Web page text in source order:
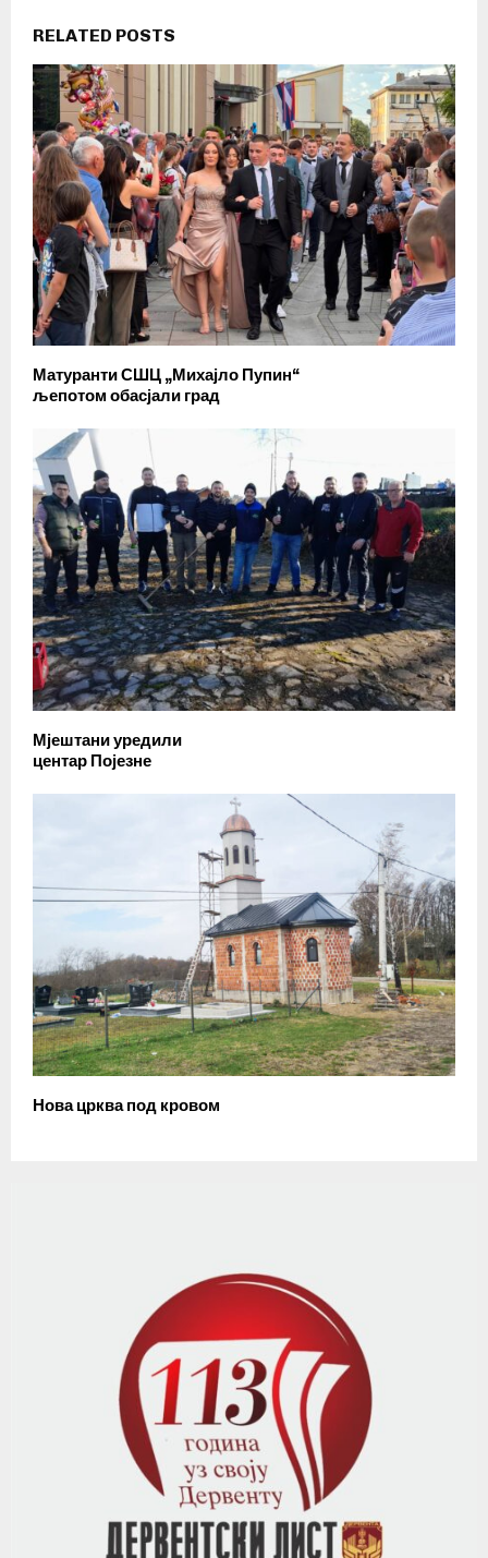
RELATED POSTS
Матуранти СШЦ „Михајло Пупин“
љепотом обасјали град
Мјештани уредили
центар Појезне
Нова црква под кровом